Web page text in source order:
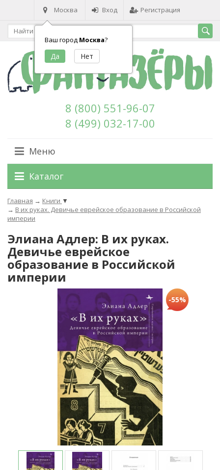
Москва
Ваш город Москва?
Вход Регистрация
8 (800) 551-96-07
8 (499) 032-17-00
Меню
Каталог
Главная → Книги ▼
→ В их руках. Девичье еврейское образование в Российской
империи
Элиана Адлер: В их руках.
Девичье еврейское
образование в Российской
империи
-55%